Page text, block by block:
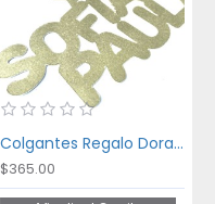
Colgantes Regalo Dorado
$365.00